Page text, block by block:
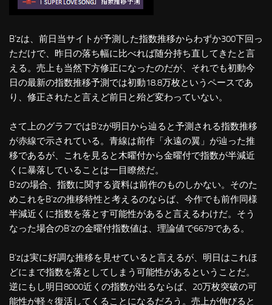
B’zは、前日当サイトが予測した指数推移からわずか300下回っ
ただけで、昨日の落ち幅に比べれば随分持ち直してきたと言
える。売上も当然下方修正になったのだが、それでも初動今
日の最新の指数推移予測では初動18.8万枚というペースであ
り、修正されたと言えど前日と殆ど変わっていない。
さて上のグラフではB’zが明日から辿ると予測される指数推移
が赤線で示されている。青線は前作「永遠の翼」が辿った推
移であるが、これを見ると木曜付から金曜付で指数が半減近
くに暴落していることは一目瞭然だ。
B’zの場合、指数に関する資料は前作のものしかない。そのた
めこれをB’zの推移特性と考えるのならば、今作でも前作同様
半減近くに指数を落とす可能性があると言えるわけだ。そう
なった場合のB’zの金曜付指数値は、理論値で6679である。
B’zは実に好調な推移を見せていると言えるが、明日はこれほ
どにまで指数を落としてしまう可能性があるということだ。
逆にもし明日8000近くの指数が出るならば、20万枚突破の可
能性が軽々復活してくることになるだろう。売上が伸びると